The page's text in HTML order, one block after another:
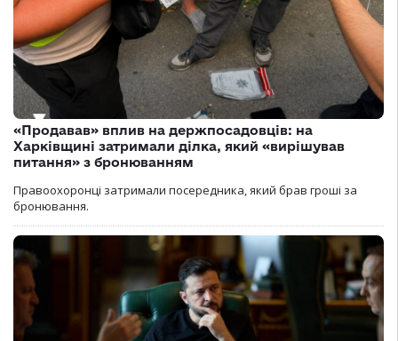
«Продавав» вплив на держпосадовців: на
Харківщині затримали ділка, який «вирішував
питання» з бронюванням
Правоохоронці затримали посередника, який брав гроші за
бронювання.